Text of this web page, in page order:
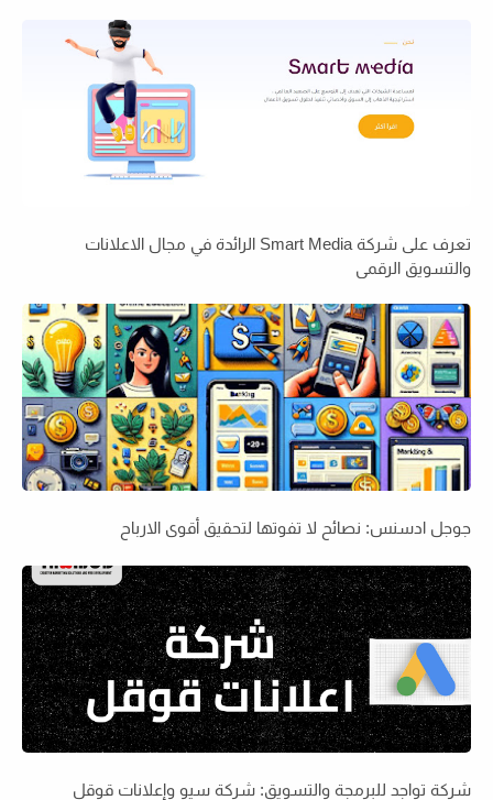
تعرف على شركة Smart Media الرائدة في مجال الاعلانات
والتسويق الرقمي
جوجل ادسنس: نصائح لا تفوتها لتحقيق أقوى الارباح
شركة تواجد للبرمجة والتسويق: شركة سيو وإعلانات قوقل